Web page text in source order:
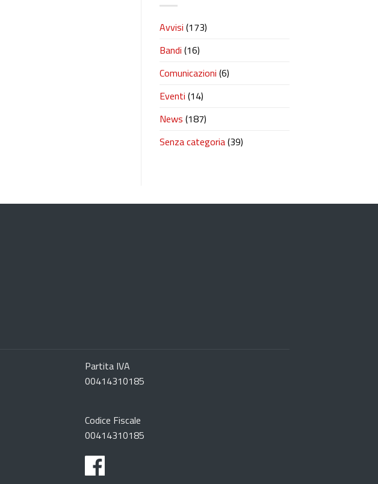
Avvisi (173)
Bandi (16)
Comunicazioni (6)
Eventi (14)
News (187)
Senza categoria(39)
Partita IVA
00414310185
Codice Fiscale
00414310185